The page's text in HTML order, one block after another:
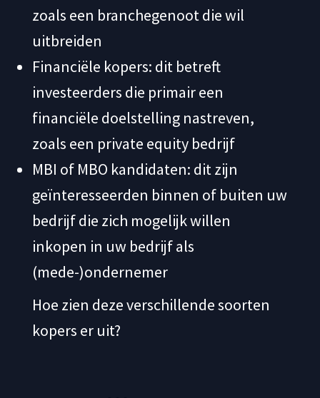
zoals een branchegenoot die wil
uitbreiden
Financiële kopers: dit betreft
investeerders die primair een
financiële doelstelling nastreven,
zoals een private equity bedrijf
MBI of MBO kandidaten: dit zijn
geïnteresseerden binnen of buiten uw
bedrijf die zich mogelijk willen
inkopen in uw bedrijf als
(mede-)ondernemer
Hoe zien deze verschillende soorten
kopers er uit?